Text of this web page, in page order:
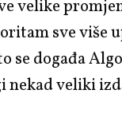
velike
sve više
se događa
nekad veliki